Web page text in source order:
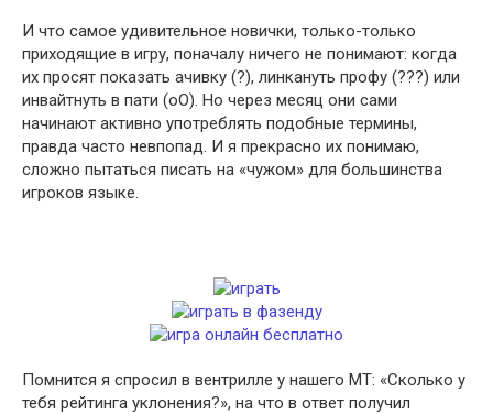
И что самое удивительное новички, только-только
приходящие в игру, поначалу ничего не понимают: когда
их просят показать ачивку (?), линкануть профу (???) или
инвайтнуть в пати (оО). Но через месяц они сами
начинают активно употреблять подобные термины,
правда часто невпопад. И я прекрасно их понимаю,
сложно пытаться писать на «чужом» для большинства
игроков языке.
Помнится я спросил в вентрилле у нашего МТ: «Сколько у
тебя рейтинга уклонения?», на что в ответ получил